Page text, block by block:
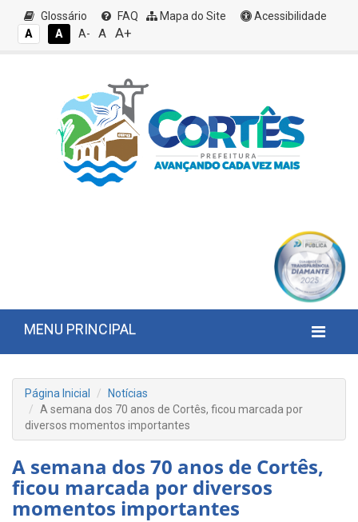
Glossário FAQ Mapa do Site
Acessibilidade
A
A A- A A+
MENU PRINCIPAL
Página Inicial
Notícias
A semana dos 70 anos de Cortês, ficou marcada por
diversos momentos importantes
A semana dos 70 anos de Cortês,
ficou marcada por diversos
momentos importantes